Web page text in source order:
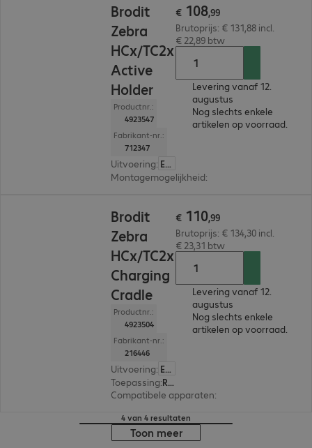
Brodit
Zebra
HCx/TC2x
Active
Holder
Productnr.:
4923547
Fabrikant-nr.:
712347
Uitvoering: Europa
Montagemogelijkheid:
€ 108,99
Brutoprijs: € 131,88 incl.
€ 22,89 btw
Levering vanaf 12.
augustus
Nog slechts enkele
artikelen op voorraad.
Brodit
Zebra
HCx/TC2x
Charging
Cradle
Productnr.:
4923504
Fabrikant-nr.:
216446
Uitvoering: Europa
Toepassing: Registratieapparaat voor mobiele data
Compatibele apparaten:
€ 110,99
Brutoprijs: € 134,30 incl.
€ 23,31 btw
Levering vanaf 12.
augustus
Nog slechts enkele
artikelen op voorraad.
4 van 4 resultaten
Toon meer